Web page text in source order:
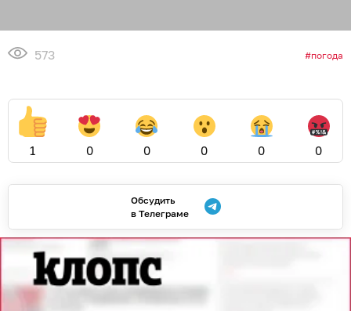
573 погода
1 0 0 0 0 0
Обсудить
в Телеграме